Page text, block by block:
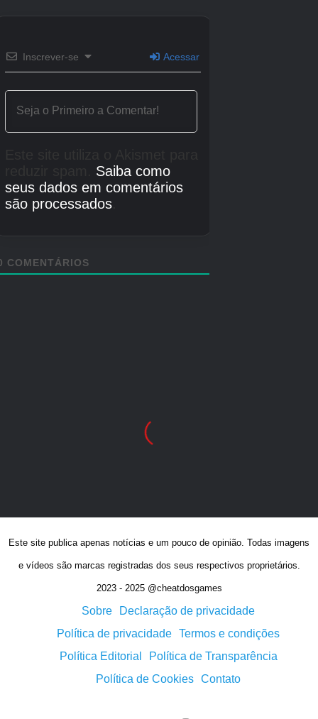
Este site publica apenas notícias e um pouco de opinião. Todas imagens
e vídeos são marcas registradas dos seus respectivos proprietários.
2023 - 2025 @cheatdosgames
Sobre
Declaração de privacidade
Política de privacidade Termos e condições
Política Editorial
Política de Transparência
Política de Cookies Contato